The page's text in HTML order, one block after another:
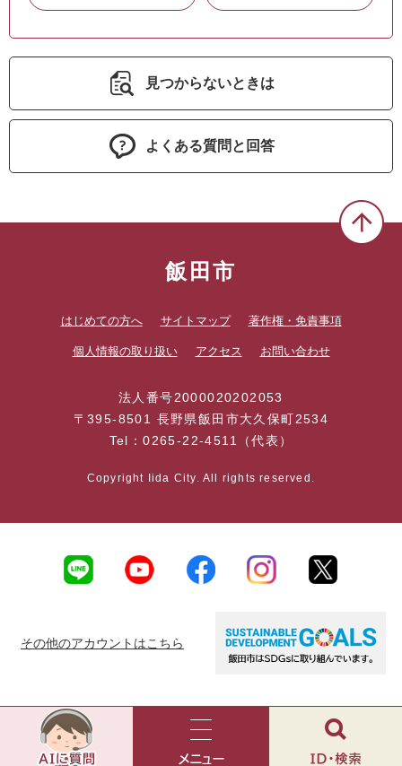
見つからないときは
よくある質問と回答
飯田市
はじめての方へ サイトマップ 著作権・免責事項
個人情報の取り扱い アクセス お問い合わせ
法人番号2000020202053
〒395-8501 長野県飯田市大久保町2534
Tel：0265-22-4511（代表）
Copyright Iida City. All rights reserved.
その他のアカウントはこちら